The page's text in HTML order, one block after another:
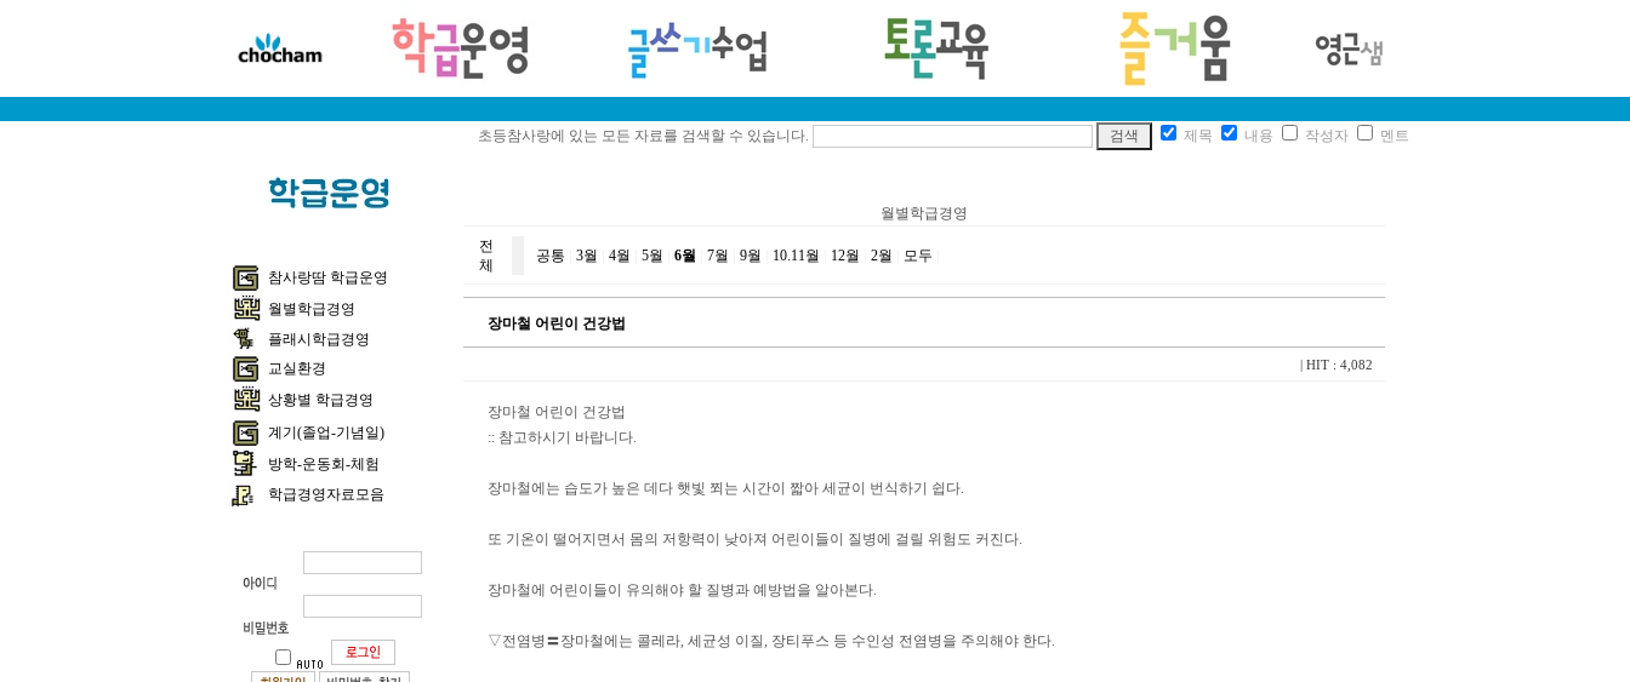
초등참사랑에 있는 모든 자료를 검색할 수 있습니다. 제목 내용 작성자 멘트
참사랑땀 학급운영
월별학급경영
플래시학급경영
교실환경
상황별 학급경영
계기(졸업-기념일)
방학-운동회-체험
학급경영자료모음
월별학급경영
전
체
공통 3월 4월 5월 6월 7월 9월 10.11월 12월 2월 모두
장마철 어린이 건강법
| HIT : 4,082
장마철 어린이 건강법
:: 참고하시기 바랍니다.
장마철에는 습도가 높은 데다 햇빛 쬐는 시간이 짧아 세균이 번식하기 쉽다.
또 기온이 떨어지면서 몸의 저항력이 낮아져 어린이들이 질병에 걸릴 위험도 커진다.
장마철에 어린이들이 유의해야 할 질병과 예방법을 알아본다.
▽전염병〓장마철에는 콜레라, 세균성 이질, 장티푸스 등 수인성 전염병을 주의해야 한다.